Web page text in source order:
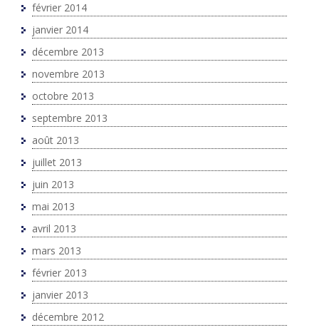
février 2014
janvier 2014
décembre 2013
novembre 2013
octobre 2013
septembre 2013
août 2013
juillet 2013
juin 2013
mai 2013
avril 2013
mars 2013
février 2013
janvier 2013
décembre 2012